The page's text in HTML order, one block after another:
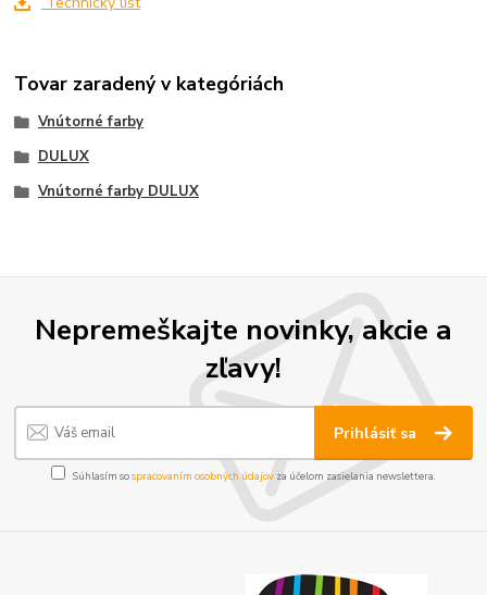
Tovar zaradený v kategóriách
Vnútorné farby
DULUX
Vnútorné farby DULUX
Nepremeškajte novinky, akcie a
zľavy!
Prihlásiť sa
Súhlasím sospracovaním osobných údajov za účelom zasielania newslettera.